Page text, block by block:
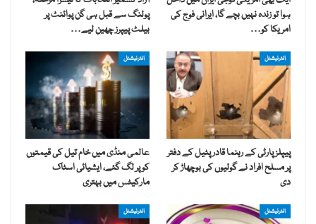
ہوا تو زندہ نہیں بچے گا، ایرانی فوج کی
امریکا کو…
پولنگ سے قبل ہی گن پوائنٹ پر
بیلٹ پیپرز چھین لیے…
انٹرنیشنل
پیپلز پارٹی کے رہنما قادر پٹیل کے دفتر
پر مسلح افراد نے گولیوں کی بوچھاڑ کر
دی
انٹرنیشنل
عالمی منڈی میں خام تیل کی قیمتوں
کو پر لگ گئے، ایشیائی اسٹاک
مارکیٹس میں بہتری
انٹرنیشنل انٹرنیشنل